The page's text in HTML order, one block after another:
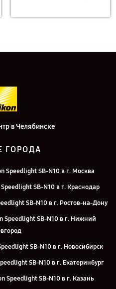
в Челябинске
ГОРОДА
SB-N10 в г. Москва
SB-N10 в г. Краснодар
SB-N10 в г. Ростов-на-Дону
SB-N10 в г. Нижний
SB-N10 в г. Новосибирск
SB-N10 в г. Екатеринбург
Speedlight SB-N10 в г. Казань